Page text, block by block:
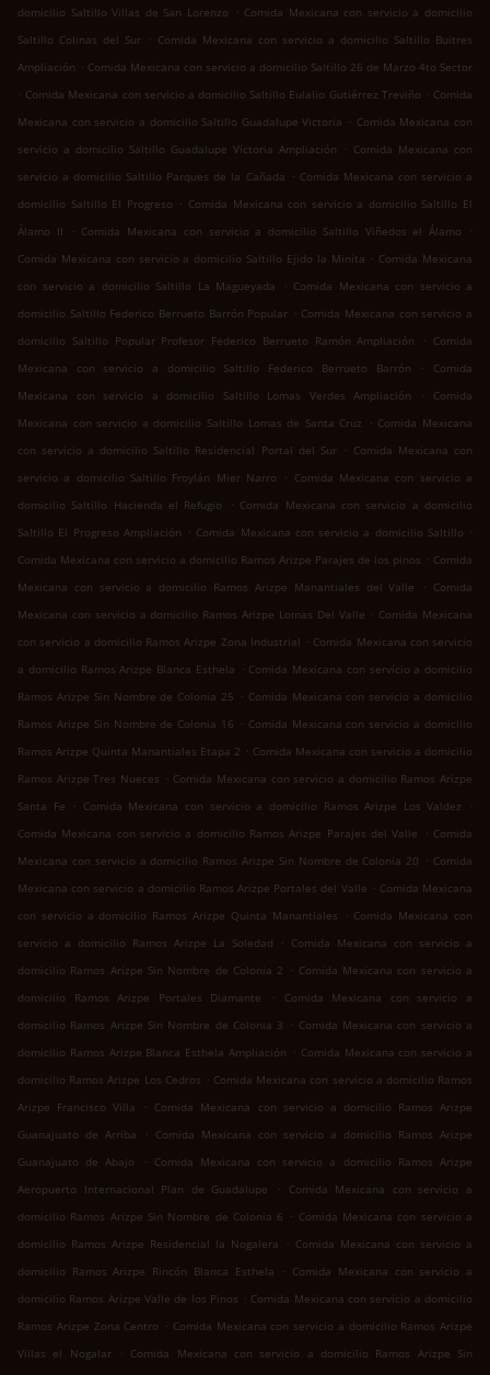
domicilio Saltillo Villas de San Lorenzo
. Comida Mexicana con servicio a domicilio
Saltillo Colinas del Sur . Comida Mexicana con servicio a domicilio Saltillo Buitres
Ampliación . Comida Mexicana con servicio a domicilio Saltillo 26 de Marzo 4to Sector
. Comida Mexicana con servicio a domicilio Saltillo Eulalio Gutiérrez Treviño . Comida
Mexicana con servicio a domicilio Saltillo Guadalupe Victoria . Comida Mexicana con
servicio a domicilio Saltillo Guadalupe Victoria Ampliación
. Comida Mexicana con
servicio a domicilio Saltillo Parques de la Cañada . Comida Mexicana con servicio a
domicilio Saltillo El Progreso . Comida Mexicana con servicio a domicilio Saltillo El
Álamo II
. Comida Mexicana con servicio a domicilio Saltillo Viñedos el Álamo
.
Comida Mexicana con servicio a domicilio Saltillo Ejido la Minita . Comida Mexicana
con servicio a domicilio Saltillo La Magueyada
. Comida Mexicana con servicio a
domicilio Saltillo Federico Berrueto Barrón Popular . Comida Mexicana con servicio a
domicilio Saltillo Popular Profesor Federico Berrueto Ramón Ampliación
. Comida
Mexicana con servicio a domicilio Saltillo Federico Berrueto Barrón
.
Comida
Mexicana con servicio a domicilio Saltillo Lomas Verdes Ampliación
.
Comida
Mexicana con servicio a domicilio Saltillo Lomas de Santa Cruz
. Comida Mexicana
con servicio a domicilio Saltillo Residencial Portal del Sur . Comida Mexicana con
servicio a domicilio Saltillo Froylán Mier Narro
. Comida Mexicana con servicio a
domicilio Saltillo Hacienda el Refugio
. Comida Mexicana con servicio a domicilio
Saltillo El Progreso Ampliación . Comida Mexicana con servicio a domicilio Saltillo .
Comida Mexicana con servicio a domicilio Ramos Arizpe Parajes de los pinos . Comida
Mexicana con servicio a domicilio Ramos Arizpe Manantiales del Valle
. Comida
Mexicana con servicio a domicilio Ramos Arizpe Lomas Del Valle . Comida Mexicana
con servicio a domicilio Ramos Arizpe Zona Industrial . Comida Mexicana con servicio
a domicilio Ramos Arizpe Blanca Esthela . Comida Mexicana con servicio a domicilio
Ramos Arizpe Sin Nombre de Colonia 25 . Comida Mexicana con servicio a domicilio
Ramos Arizpe Sin Nombre de Colonia 16 . Comida Mexicana con servicio a domicilio
Ramos Arizpe Quinta Manantiales Etapa 2 . Comida Mexicana con servicio a domicilio
Ramos Arizpe Tres Nueces . Comida Mexicana con servicio a domicilio Ramos Arizpe
Santa Fe
. Comida Mexicana con servicio a domicilio Ramos Arizpe Los Valdez
.
Comida Mexicana con servicio a domicilio Ramos Arizpe Parajes del Valle
. Comida
Mexicana con servicio a domicilio Ramos Arizpe Sin Nombre de Colonia 20 . Comida
Mexicana con servicio a domicilio Ramos Arizpe Portales del Valle . Comida Mexicana
con servicio a domicilio Ramos Arizpe Quinta Manantiales
. Comida Mexicana con
servicio a domicilio Ramos Arizpe La Soledad
. Comida Mexicana con servicio a
domicilio Ramos Arizpe Sin Nombre de Colonia 2 . Comida Mexicana con servicio a
domicilio Ramos Arizpe Portales Diamante
.
Comida Mexicana con servicio a
domicilio Ramos Arizpe Sin Nombre de Colonia 3 . Comida Mexicana con servicio a
domicilio Ramos Arizpe Blanca Esthela Ampliación . Comida Mexicana con servicio a
domicilio Ramos Arizpe Los Cedros . Comida Mexicana con servicio a domicilio Ramos
Arizpe Francisco Villa
. Comida Mexicana con servicio a domicilio Ramos Arizpe
Guanajuato de Arriba
. Comida Mexicana con servicio a domicilio Ramos Arizpe
Guanajuato de Abajo
. Comida Mexicana con servicio a domicilio Ramos Arizpe
Aeropuerto Internacional Plan de Guadalupe
.
Comida Mexicana con servicio a
domicilio Ramos Arizpe Sin Nombre de Colonia 6 . Comida Mexicana con servicio a
domicilio Ramos Arizpe Residencial la Nogalera
. Comida Mexicana con servicio a
domicilio Ramos Arizpe Rincón Blanca Esthela
. Comida Mexicana con servicio a
domicilio Ramos Arizpe Valle de los Pinos . Comida Mexicana con servicio a domicilio
Ramos Arizpe Zona Centro . Comida Mexicana con servicio a domicilio Ramos Arizpe
Villas el Nogalar
. Comida Mexicana con servicio a domicilio Ramos Arizpe Sin